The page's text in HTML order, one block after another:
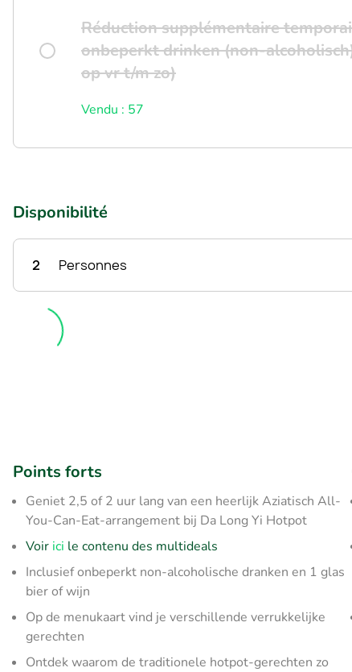
Réduction supplémentaire
onbeperkt drinken (non-
op vr t/m zo)
Vendu : 57
Disponibilité
2 Personnes
Points forts
Geniet 2,5 of 2 uur lang van een heerlijk Aziatisch All-
You-Can-Eat-arrangement bij Da Long Yi Hotpot
Voir ici le contenu des multideals
Inclusief onbeperkt non-alcoholische dranken en 1 glas
bier of wijn
Op de menukaart vind je verschillende verrukkelijke
gerechten
Ontdek waarom de traditionele hotpot-gerechten zo